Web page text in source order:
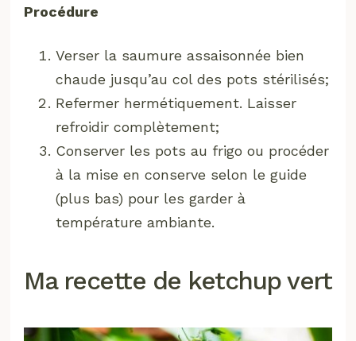
Procédure
Verser la saumure assaisonnée bien
chaude jusqu’au col des pots stérilisés;
Refermer hermétiquement. Laisser
refroidir complètement;
Conserver les pots au frigo ou procéder
à la mise en conserve selon le guide
(plus bas) pour les garder à
température ambiante.
Ma recette de ketchup vert